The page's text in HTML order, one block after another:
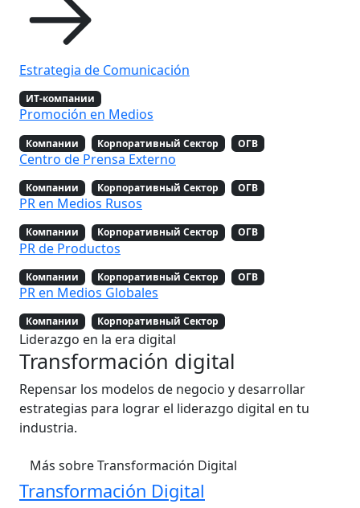
Estrategia de Comunicación
ИТ-компании
Promoción en Medios
Компании Корпоративный Сектор ОГВ
Centro de Prensa Externo
Компании Корпоративный Сектор ОГВ
PR en Medios Rusos
Компании Корпоративный Сектор ОГВ
PR de Productos
Компании Корпоративный Сектор ОГВ
PR en Medios Globales
Компании Корпоративный Сектор
Liderazgo en la era digital
Transformación digital
Repensar los modelos de negocio y desarrollar
estrategias para lograr el liderazgo digital en tu
industria.
Más sobre Transformación Digital
Transformación Digital